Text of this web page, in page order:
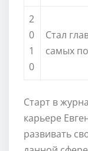
2
0
1
0
Стал
самых
Старт в
карьере
развивать